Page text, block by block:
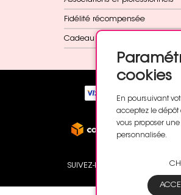
Fidélité récompensée
Cadeau dès 60€
SUIVEZ-NOUS
cookies
En poursuivant
acceptez le dépôt
vous proposer
personnalisée.